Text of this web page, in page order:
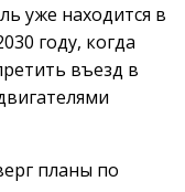
уже находится в
году, когда
въезд в
планы по